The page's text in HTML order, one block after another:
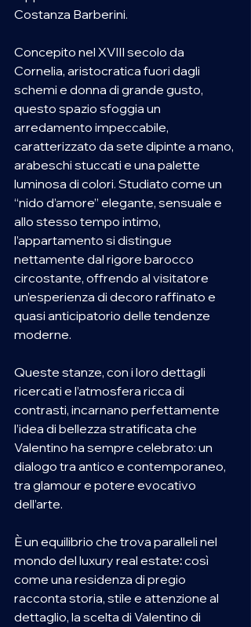
Costanza Barberini.
Concepito nel XVIII secolo da
Cornelia, aristocratica fuori dagli
schemi e donna di grande gusto,
questo spazio sfoggia un
arredamento impeccabile,
caratterizzato da sete dipinte a mano,
arabeschi stuccati e una palette
luminosa di colori. Studiato come un
“nido d’amore” elegante, sensuale e
allo stesso tempo intimo,
l’appartamento si distingue
nettamente dal rigore barocco
circostante, offrendo al visitatore
un’esperienza di decoro raffinato e
quasi anticipatorio delle tendenze
moderne.
Queste stanze, con i loro dettagli
ricercati e l’atmosfera ricca di
contrasti, incarnano perfettamente
l’idea di bellezza stratificata che
Valentino ha sempre celebrato: un
dialogo tra antico e contemporaneo,
tra glamour e potere evocativo
dell’arte.
È un equilibrio che trova paralleli nel
mondo del luxury real estate: così
come una residenza di pregio
racconta storia, stile e attenzione al
dettaglio, la scelta di Valentino di